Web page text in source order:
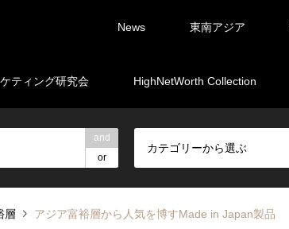
News 東南アジア
ティング研究会 HighNetWorth Collection
and
or
カテゴリーから選ぶ
層 アジア富裕層から人気を博す Made in Japan製品